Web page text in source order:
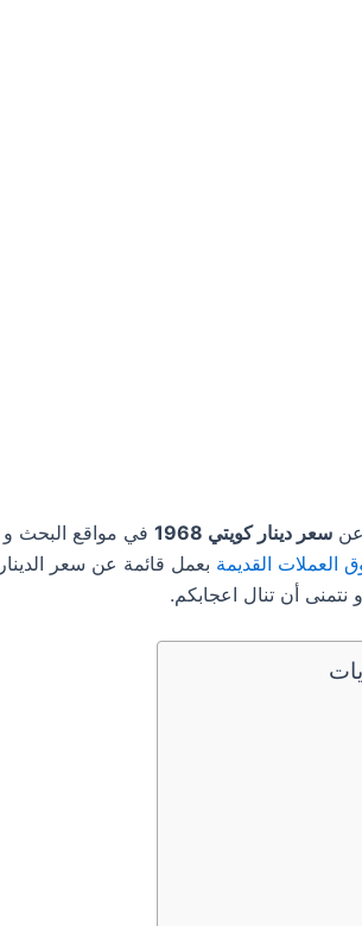
عن سعر دينار كويتي 1968
في مواقع البحث و
العملات القديمة بعمل قائمة عن سعر